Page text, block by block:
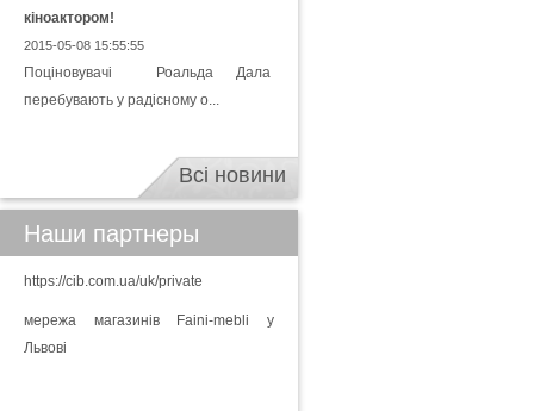
кіноактором!
2015-05-08 15:55:55
Поціновувачі Роальда Дала
перебувають у радісному о...
Всі новини
Наши партнеры
https://cib.com.ua/uk/private
мережа магазинів Faini-mebli у
Львові